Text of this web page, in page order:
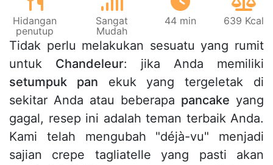
Hidangan
penutup
Sangat
Mudah
44 min 639 Kcal
Tidak perlu melakukan sesuatu yang rumit
untuk Chandeleur: jika Anda memiliki
setumpuk pan ekuk yang tergeletak di
sekitar Anda atau beberapa pancake yang
gagal, resep ini adalah teman terbaik Anda.
Kami telah mengubah "déjà-vu" menjadi
sajian crepe tagliatelle yang pasti akan